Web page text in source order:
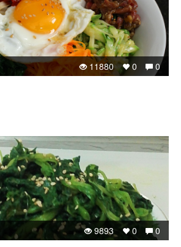
0
0
11880
0
0
9893